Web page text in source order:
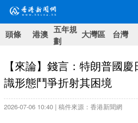
頭條 港澳 五年規
劃
大灣區 台灣
【來論】錢言：特朗普國
識形態鬥爭折射其困境
2026-07-06 10:40 | 稿件來源：香港新聞網